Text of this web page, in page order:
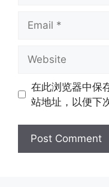
在此浏览器中保
站地址，以便下